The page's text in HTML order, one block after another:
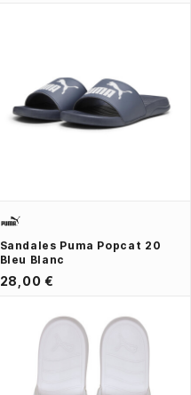
Sandales Puma Popcat 20
Bleu Blanc
28,00 €